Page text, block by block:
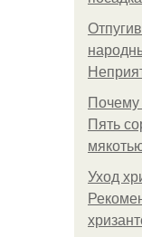
Почему
Пять
Уход